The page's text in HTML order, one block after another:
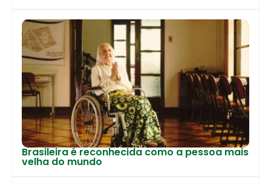
Brasileira é reconhecida como a pessoa mais
velha do mundo